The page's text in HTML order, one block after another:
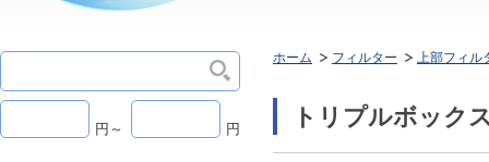
ホーム フィルター 上部フィル
トリプルボック
円～ 円